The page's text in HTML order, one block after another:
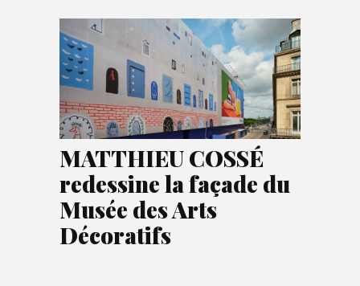
MATTHIEU COSSÉ
redessine la façade du
Musée des Arts
Décoratifs